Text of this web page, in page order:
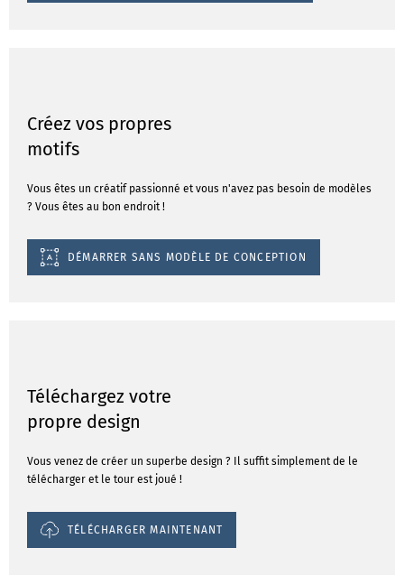
Créez vos propres
motifs
Vous êtes un créatif passionné et vous n'avez pas besoin de modèles
? Vous êtes au bon endroit !
DÉMARRER SANS MODÈLE DE CONCEPTION
Téléchargez votre
propre design
Vous venez de créer un superbe design ? Il suffit simplement de le
télécharger et le tour est joué !
TÉLÉCHARGER MAINTENANT